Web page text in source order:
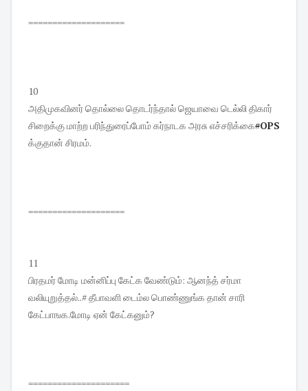
====================
10
அதிமுகவினர் தொல்லை தொடர்ந்தால் ஜெயாவை டெல்லி திகார்
சிறைக்கு மாற்ற பரிந்துரைப்போம் கர்நாடக அரசு எச்சரிக்கை#OPS
க்குதான் சிரமம்.
====================
11
பிரதமர் மோடி மன்னிப்பு கேட்க வேண்டும்: ஆனந்த் சர்மா
வலியுறுத்தல்..# தீபாவளி டைம்ல பொண்ணுங்க தான் சாரி
கேட்பாஙக.மோடி ஏன் கேட்கனும்?
=====================